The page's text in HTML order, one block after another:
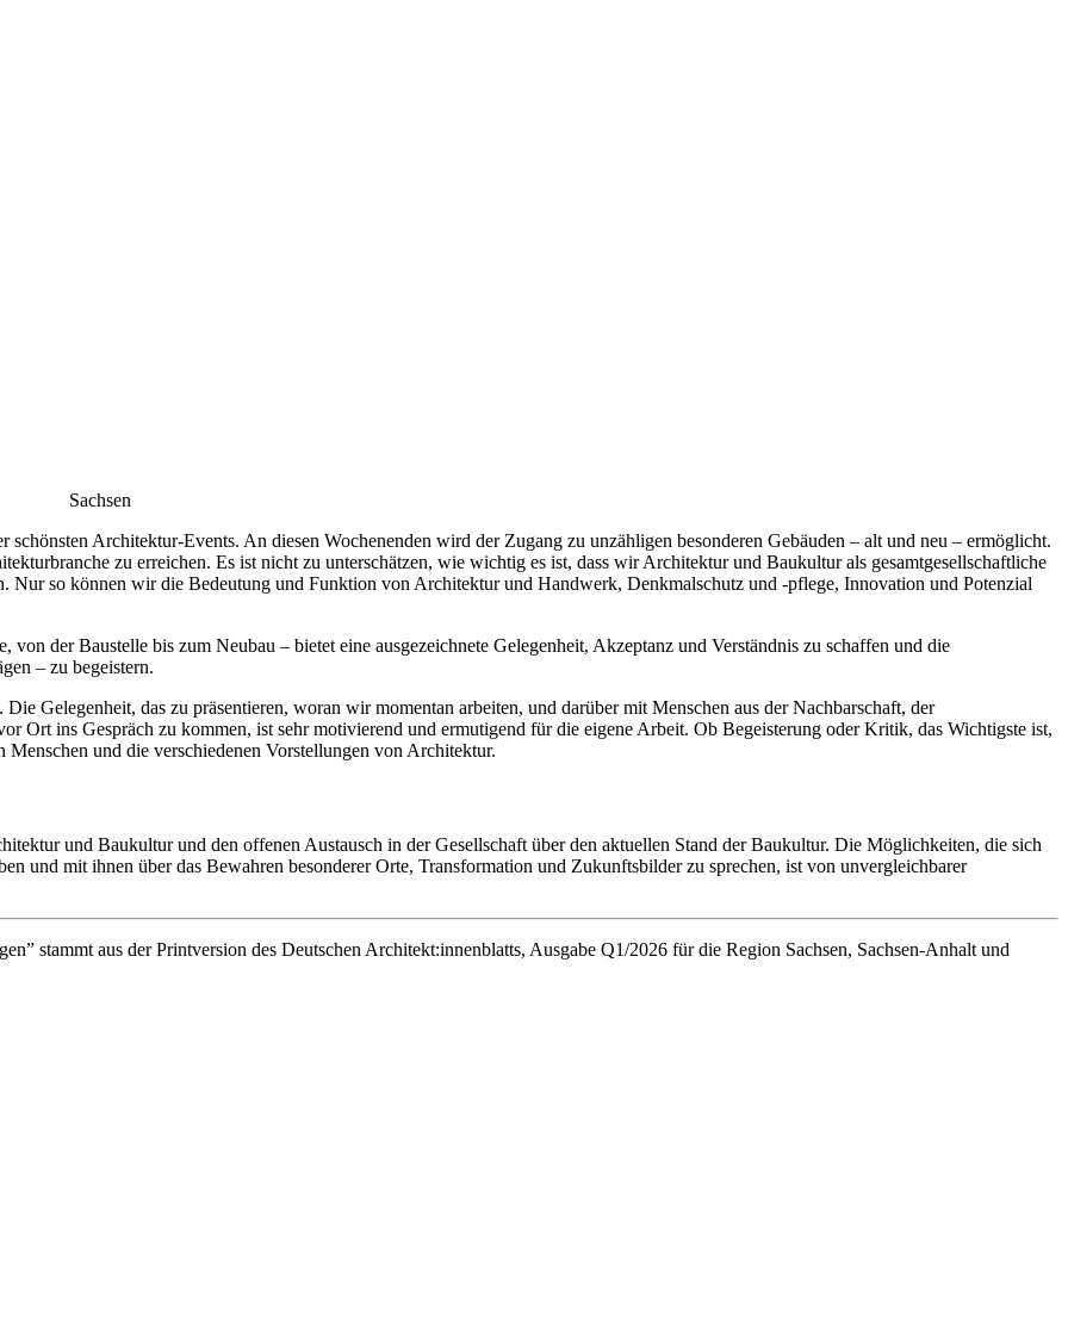
Sachsen
Architektur-Events. An diesen Wochenenden wird der Zugang zu unzähligen besonderen Gebäuden – alt und neu – ermöglicht.
zu erreichen. Es ist nicht zu unterschätzen, wie wichtig es ist, dass wir Architektur und Baukultur als gesamtgesellschaftliche
Nur so können wir die Bedeutung und Funktion von Architektur und Handwerk, Denkmalschutz und -pflege, Innovation und Potenzial
der Baustelle bis zum Neubau – bietet eine ausgezeichnete Gelegenheit, Akzeptanz und Verständnis zu schaffen und die
– zu begeistern.
Gelegenheit, das zu präsentieren, woran wir momentan arbeiten, und darüber mit Menschen aus der Nachbarschaft, der
Ort ins Gespräch zu kommen, ist sehr motivierend und ermutigend für die eigene Arbeit. Ob Begeisterung oder Kritik, das Wichtigste ist,
und die verschiedenen Vorstellungen von Architektur.
und Baukultur und den offenen Austausch in der Gesellschaft über den aktuellen Stand der Baukultur. Die Möglichkeiten, die sich
und mit ihnen über das Bewahren besonderer Orte, Transformation und Zukunftsbilder zu sprechen, ist von unvergleichbarer
stammt aus der Printversion des Deutschen Architekt:innenblatts, Ausgabe Q1/2026 für die Region Sachsen, Sachsen-Anhalt und